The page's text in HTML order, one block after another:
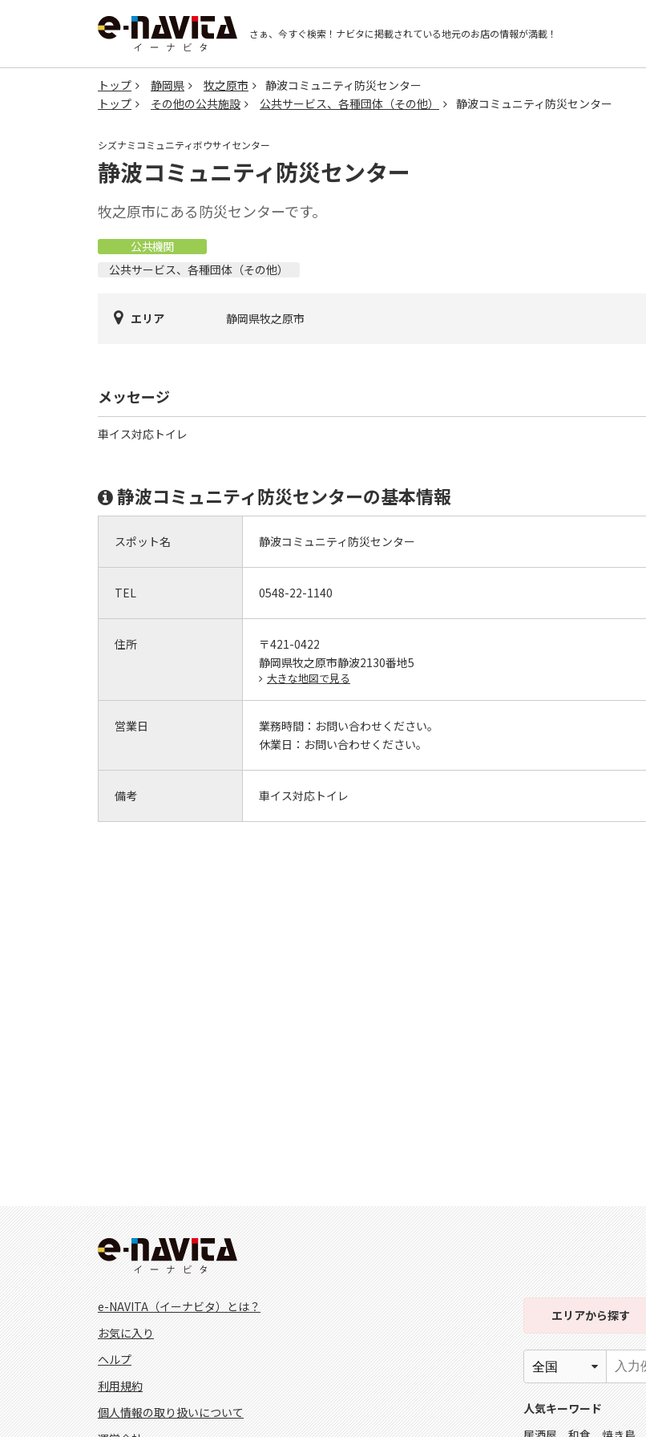
さぁ、今すぐ検索！ ナビタに掲載されている地元のお店の情報が満載！
トップ 静岡県 牧之原市
静波コミュニティ防災センター
トップ
その他の公共施設 公共サービス、各種団体（その他） 静波コミュニティ防災センター
シズナミコミュニティボウサイセンター
静波コミュニティ防災センター
牧之原市にある防災センターです。
公共機関
公共サービス、各種団体（その他）
エリア 静岡県牧之原市
メッセージ
車イス対応トイレ
静波コミュニティ防災センターの基本情報
スポット名 静波コミュニティ防災センター
TEL 0548-22-1140
住所
〒421-0422
静岡県牧之原市静波2130番地5
大きな地図で見る
営業日 業務時間： お問い合わせください。
休業日： お問い合わせください。
備考 車イス対応トイレ
e-NAVITA（イーナビタ）とは？
お気に入り
ヘルプ
利用規約
個人情報の取り扱いについて
エリアから探す
人気キーワード